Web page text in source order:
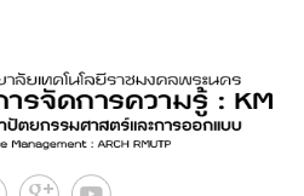
รความรู้ คณะสถา